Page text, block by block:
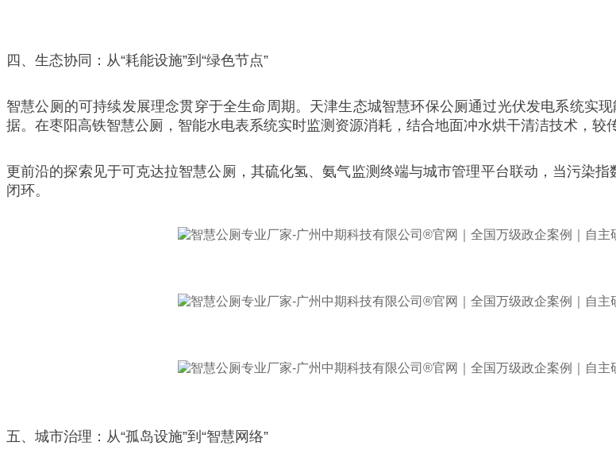
四、生态协同：从“耗能设施”到“绿色节点”
智慧公厕的可持续发展理念贯穿于全生命周期。天津生态城智慧环保公厕通过光伏发电系统实
据。在枣阳高铁智慧公厕，智能水电表系统实时监测资源消耗，结合地面冲水烘干清洁技术，较
更前沿的探索见于可克达拉智慧公厕，其硫化氢、氨气监测终端与城市管理平台联动，当污染
闭环。
五、城市治理：从“孤岛设施”到“智慧网络”